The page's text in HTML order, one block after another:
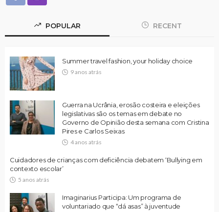
POPULAR RECENT
Summer travel fashion, your holiday choice
9 anos atrás
Guerra na Ucrânia, erosão costeira e eleições
legislativas são os temas em debate no
Governo de Opinião desta semana com Cristina
Pires e Carlos Seixas
4 anos atrás
Cuidadores de crianças com deficiência debatem ‘Bullying em
contexto escolar’
5 anos atrás
Imaginarius Participa: Um programa de
voluntariado que “dá asas” à juventude